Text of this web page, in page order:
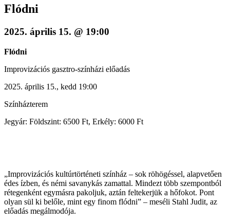
Flódni
2025. április 15. @ 19:00
Flódni
Improvizációs gasztro-színházi előadás
2025. április 15., kedd 19:00
Színházterem
Jegyár: Földszint: 6500 Ft, Erkély: 6000 Ft
„Improvizációs kultúrtörténeti színház – sok röhögéssel, alapvetően
édes ízben, és némi savanykás zamattal. Mindezt több szempontból
rétegenként egymásra pakoljuk, aztán feltekerjük a hőfokot. Pont
olyan sül ki belőle, mint egy finom flódni” – meséli Stahl Judit, az
előadás megálmodója.